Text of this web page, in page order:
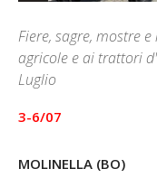
Fiere, sagre, mostre
agricole e ai trattori
Luglio
3-6/07
MOLINELLA (BO)